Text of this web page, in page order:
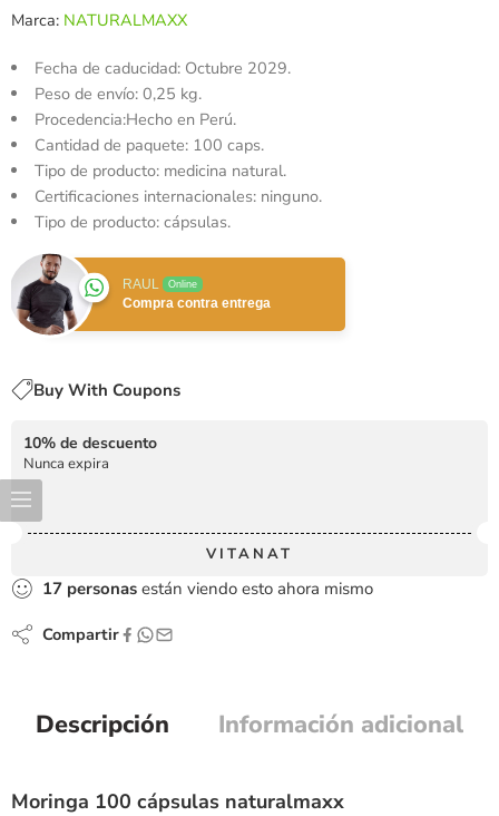
Marca: NATURALMAXX
Fecha de caducidad: Octubre 2029.
Peso de envío:0,25 kg.
Procedencia:Hecho en Perú.
Cantidad de paquete: 100 caps.
Tipo de producto: medicina natural.
Certificaciones internacionales: ninguno.
Tipo de producto: cápsulas.
RAUL Online
Compra contra entrega
Buy With Coupons
10% de descuento
Nunca expira
VITANAT
17 personas están viendo esto ahora mismo
Compartir
Descripción Información adicional
Moringa 100 cápsulas naturalmaxx